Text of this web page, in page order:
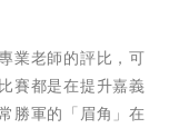
業老師的評比，可
賽都是在提升嘉義
勝軍的「眉角」在